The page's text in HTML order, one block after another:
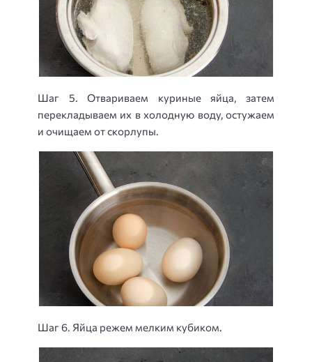
Шаг 5. Отвариваем куриные яйца, затем
перекладываем их в холодную воду, остужаем
и очищаем от скорлупы.
Шаг 6. Яйца режем мелким кубиком.